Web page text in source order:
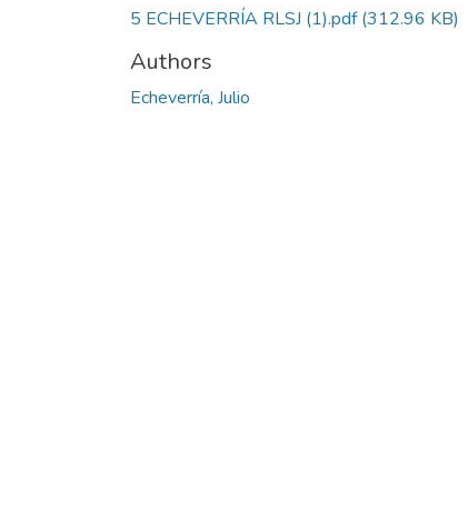
5 ECHEVERRÍA RLSJ (1).pdf(312.96 KB)
Authors
Echeverría, Julio